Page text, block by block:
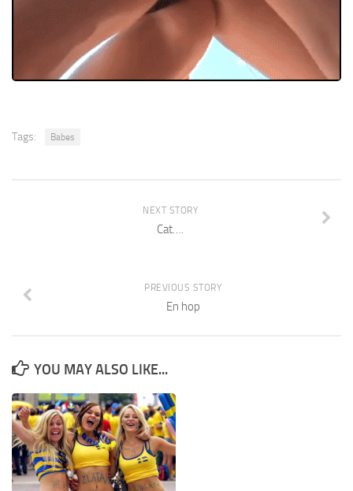
Tags: Babes
NEXT STORY
Cat….
PREVIOUS STORY
En hop
YOU MAY ALSO LIKE...